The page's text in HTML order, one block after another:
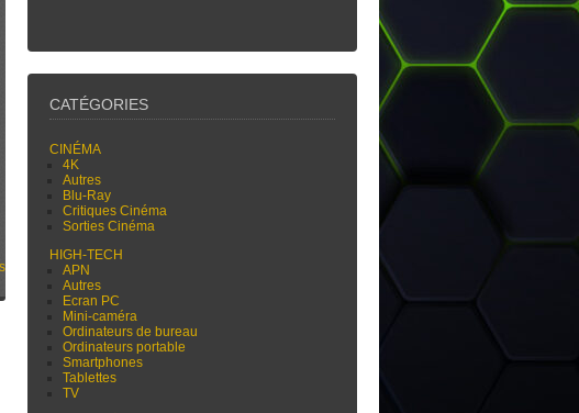
CATÉGORIES
CINÉMA
4K
Autres
Blu-Ray
Critiques Cinéma
Sorties Cinéma
HIGH-TECH
APN
Autres
Ecran PC
Mini-caméra
Ordinateurs de bureau
Ordinateurs portable
Smartphones
Tablettes
TV